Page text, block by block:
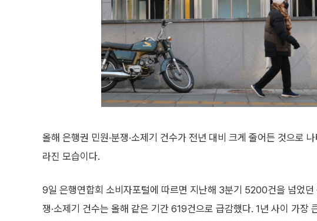
올해 은행권 민원·분쟁·소제기 건수가 전년 대비 크게 줄어든 것으로
라진 모습이다.
9일 은행연합회 소비자포털에 따르면 지난해 3분기 5200건을 넘었던
쟁·소제기 건수는 올해 같은 기간 619건으로 급감했다. 1년 사이 가장